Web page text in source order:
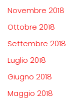
Novembre 2018
Ottobre 2018
Settembre 2018
Luglio 2018
Giugno 2018
Maggio 2018